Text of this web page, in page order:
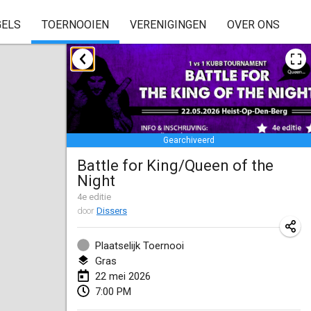
TOERNOOIEN VERENIGINGEN OVER ONS
Gearchiveerd
Battle for King/Queen of the
Night
4e editie
door Dissers
Plaatselijk Toernooi
Gras
22 mei 2026
7:00 PM
januari 2026
Skuffle for the Shovel
17 jan. 2026|Verenigde Staten
Skuffle for the Shovel
17 jan. 2026|Verenigde Staten
Winterkubb
25 jan. 2026
maart 2026
Winter Kubb Mött
1 mrt. 2026